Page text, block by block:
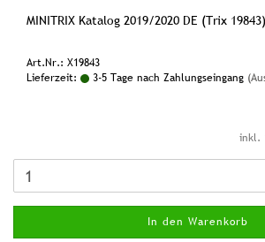
MINITRIX Katalog 2019/2020 DE (Trix 19843)
Art.Nr.: X19843
Lieferzeit:
3-5 Tage nach Zahlungseingang
inkl.
In den Warenkorb